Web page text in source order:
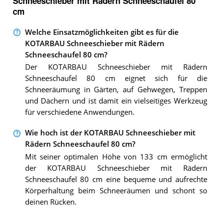
cm
Welche Einsatzmöglichkeiten gibt es für die
KOTARBAU Schneeschieber mit Rädern
Schneeschaufel 80 cm?
Der KOTARBAU Schneeschieber mit Rädern
Schneeschaufel 80 cm eignet sich für die
Schneeräumung in Gärten, auf Gehwegen, Treppen
und Dächern und ist damit ein vielseitiges Werkzeug
für verschiedene Anwendungen.
Wie hoch ist der KOTARBAU Schneeschieber mit
Rädern Schneeschaufel 80 cm?
Mit seiner optimalen Höhe von 133 cm ermöglicht
der KOTARBAU Schneeschieber mit Rädern
Schneeschaufel 80 cm eine bequeme und aufrechte
Körperhaltung beim Schneeräumen und schont so
deinen Rücken.